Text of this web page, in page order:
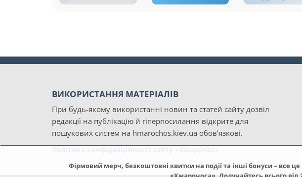
Фірмовий мерч, безкоштовні квитки на події та інші бонуси – все
ВИКОРИСТАННЯ МАТЕРІАЛІВ
При будь-якому використанні новин та статей сайту дозвіл
редакції на публікацію й гіперпосилання відкрите для
пошукових систем на hmarochos.kiev.ua обов'язкові.